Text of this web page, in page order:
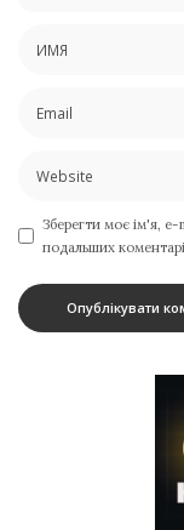
Зберегти моє ім'я, e-
подальших